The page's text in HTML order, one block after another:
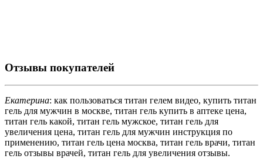
Отзывы покупателей
Екатерина: как пользоваться титан гелем видео, купить титан
гель для мужчин в москве, титан гель купить в аптеке цена,
титан гель какой, титан гель мужское, титан гель для
увеличения цена, титан гель для мужчин инструкция по
применению, титан гель цена москва, титан гель врачи, титан
гель отзывы врачей, титан гель для увеличения отзывы.